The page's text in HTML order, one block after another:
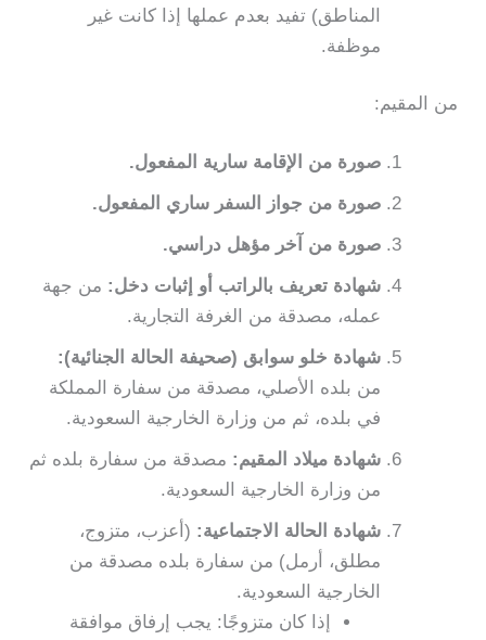
المناطق) تفيد بعدم عملها إذا كانت غير
موظفة.
من المقيم:
صورة من الإقامة سارية المفعول.
صورة من جواز السفر ساري المفعول.
صورة من آخر مؤهل دراسي.
شهادة تعريف بالراتب أو إثبات دخل: من جهة
عمله، مصدقة من الغرفة التجارية.
شهادة خلو سوابق (صحيفة الحالة الجنائية):
من بلده الأصلي، مصدقة من سفارة المملكة
في بلده، ثم من وزارة الخارجية السعودية.
شهادة ميلاد المقيم: مصدقة من سفارة بلده ثم
من وزارة الخارجية السعودية.
شهادة الحالة الاجتماعية: (أعزب، متزوج،
مطلق، أرمل) من سفارة بلده مصدقة من
الخارجية السعودية.
إذا كان متزوجًا: يجب إرفاق موافقة